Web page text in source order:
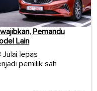
Pemandu
Lain
Julai lepas
pemilik sah